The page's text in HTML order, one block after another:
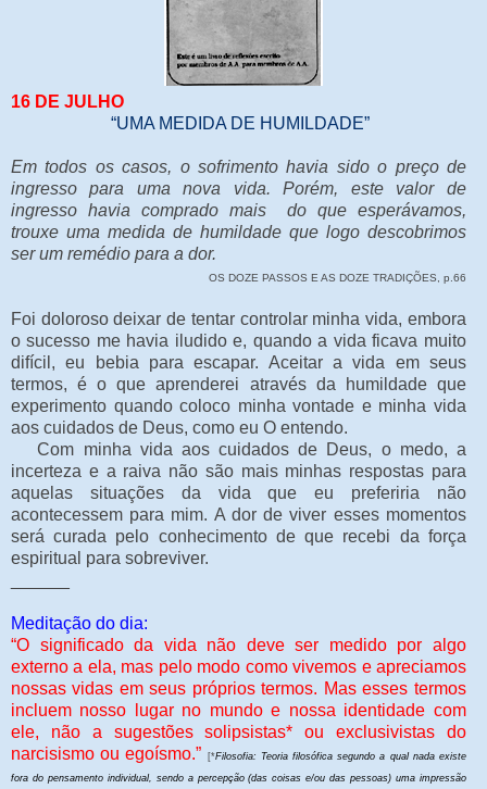
16 DE JULHO
“UMA MEDIDA DE HUMILDADE”
Em todos os casos, o sofrimento havia sido o preço de
ingresso para uma nova vida. Porém, este valor de
ingresso havia comprado mais do que esperávamos,
trouxe uma medida de humildade que logo descobrimos
ser um remédio para a dor.
OS DOZE PASSOS E AS DOZE TRADIÇÕES, p.66
Foi doloroso deixar de tentar controlar minha vida, embora
o sucesso me havia iludido e, quando a vida ficava muito
difícil, eu bebia para escapar. Aceitar a vida em seus
termos, é o que aprenderei através da humildade que
experimento quando coloco minha vontade e minha vida
aos cuidados de Deus, como eu O entendo.
Com minha vida aos cuidados de Deus, o medo, a
incerteza e a raiva não são mais minhas respostas para
aquelas situações da vida que eu preferiria não
acontecessem para mim. A dor de viver esses momentos
será curada pelo conhecimento de que recebi da força
espiritual para sobreviver.
Meditação do dia:
“O significado da vida não deve ser medido por algo
externo a ela, mas pelo modo como vivemos e apreciamos
nossas vidas em seus próprios termos. Mas esses termos
incluem nosso lugar no mundo e nossa identidade com
ele, não a sugestões solipsistas* ou exclusivistas do
narcisismo ou egoísmo.”
[*Filosofia: Teoria filosófica segundo a qual nada existe
fora do pensamento individual, sendo a percepção (das coisas e/ou das pessoas) uma impressão